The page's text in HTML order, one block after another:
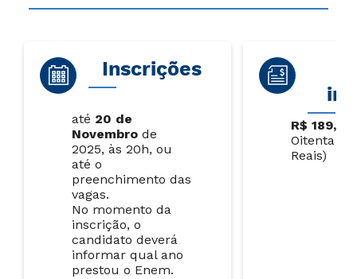
Inscrições
até 20 de
Novembro de
2025, às 20h, ou
até o
preenchimento das
vagas.
No momento da
inscrição, o
candidato deverá
informar qual ano
prestou o Enem.
R$ 189,00
Oitenta e
Reais)